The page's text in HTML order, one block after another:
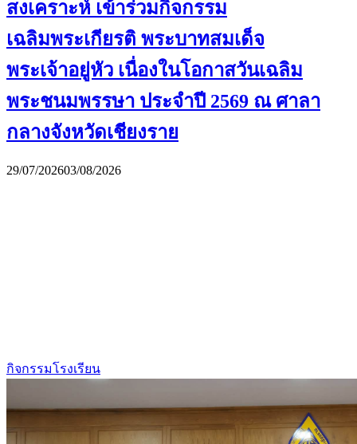
สงเคราะห์ เข้าร่วมกิจกรรม
เฉลิมพระเกียรติ พระบาทสมเด็จ
พระเจ้าอยู่หัว เนื่องในโอกาสวันเฉลิม
พระชนมพรรษา ประจำปี 2569 ณ ศาลา
กลางจังหวัดเชียงราย
29/07/202603/08/2026
กิจกรรมโรงเรียน